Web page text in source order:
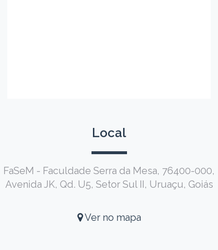
Local
FaSeM - Faculdade Serra da Mesa, 76400-000,
Avenida JK, Qd. U5, Setor Sul II, Uruaçu, Goiás
Ver no mapa